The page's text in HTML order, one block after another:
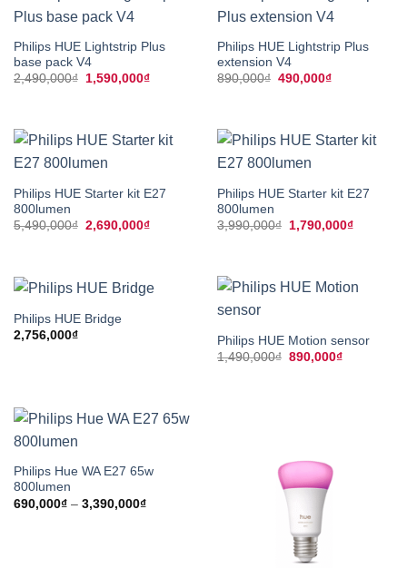
Philips HUE Lightstrip Plus
base pack V4
2,490,000₫ Giá
1,590,000₫Giá
Philips HUE Lightstrip Plus
extension V4
890,000₫ Giá
490,000₫Giá
Philips HUE Starter kit E27
800lumen
5,490,000₫ Giá
2,690,000₫Giá
Philips HUE Starter kit E27
800lumen
3,990,000₫ Giá
1,790,000₫Giá
Philips HUE Bridge
2,756,000₫
Philips HUE Motion sensor
1,490,000₫ Giá
890,000₫Giá
Philips Hue WA E27 65w
800lumen
690,000₫ – 3,390,000₫Khoảng